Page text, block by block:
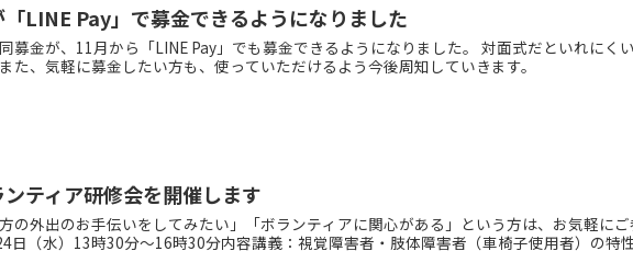
LINE Pay」で募金できるようになりました
募金が、11月から「LINE Pay」でも募金できるようになりました。 対面式だといれにく
た、気軽に募金したい方も、使っていただけるよう今後周知していきます。
ティア研修会を開催します
方の外出のお手伝いをしてみたい」「ボランティアに関心がある」という方は、お気軽に
日（水）13時30分～16時30分内容講義：視覚障害者・肢体障害者（車椅子使用者）の特